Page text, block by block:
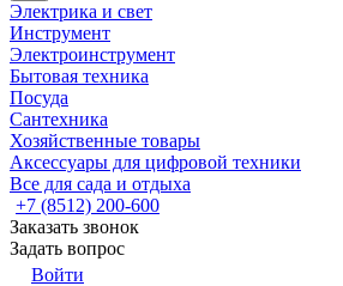
Электрика и свет
Инструмент
Электроинструмент
Бытовая техника
Посуда
Сантехника
Хозяйственные товары
Аксессуары для цифровой техники
Все для сада и отдыха
+7 (8512) 200-600
Заказать звонок
Задать вопрос
Войти